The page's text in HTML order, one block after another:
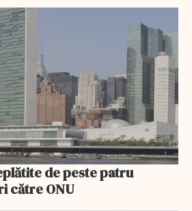
de peste patru
către ONU